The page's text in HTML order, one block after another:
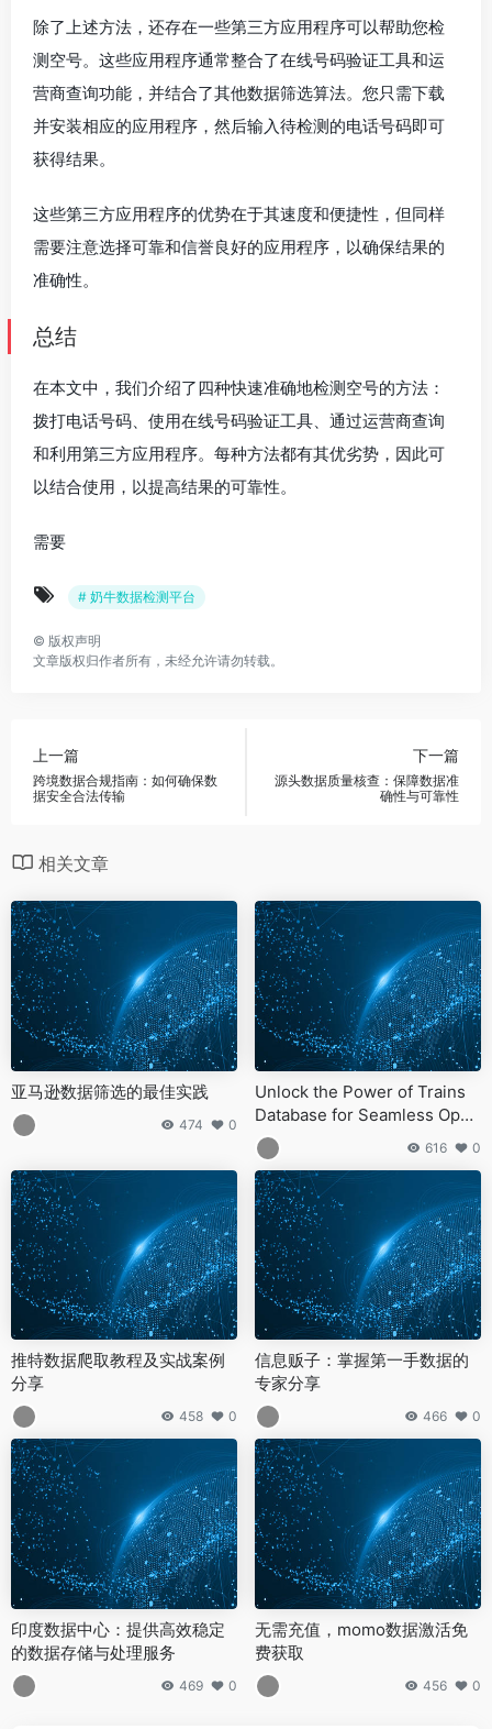
除了上述方法，还存在一些第三方应用程序可以帮助您检
测空号。这些应用程序通常整合了在线号码验证工具和运
营商查询功能，并结合了其他数据筛选算法。您只需下载
并安装相应的应用程序，然后输入待检测的电话号码即可
获得结果。
这些第三方应用程序的优势在于其速度和便捷性，但同样
需要注意选择可靠和信誉良好的应用程序，以确保结果的
准确性。
总结
在本文中，我们介绍了四种快速准确地检测空号的方法：
拨打电话号码、使用在线号码验证工具、通过运营商查询
和利用第三方应用程序。每种方法都有其优劣势，因此可
以结合使用，以提高结果的可靠性。
需要
# 奶牛数据检测平台
© 版权声明
文章版权归作者所有，未经允许请勿转载。
上一篇
跨境数据合规指南：如何确保数
据安全合法传输
下一篇
源头数据质量核查：保障数据准
确性与可靠性
相关文章
亚马逊数据筛选的最佳实践
474 0
Unlock the Power of Trains
Database for Seamless Oper
ations
616 0
推特数据爬取教程及实战案例
分享
458 0
信息贩子：掌握第一手数据的
专家分享
466 0
印度数据中心：提供高效稳定
的数据存储与处理服务
469 0
无需充值，momo数据激活免
费获取
456 0